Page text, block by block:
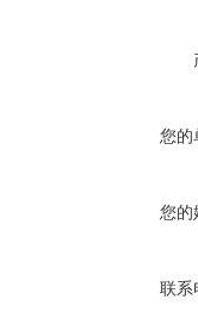
您的
您的
联系